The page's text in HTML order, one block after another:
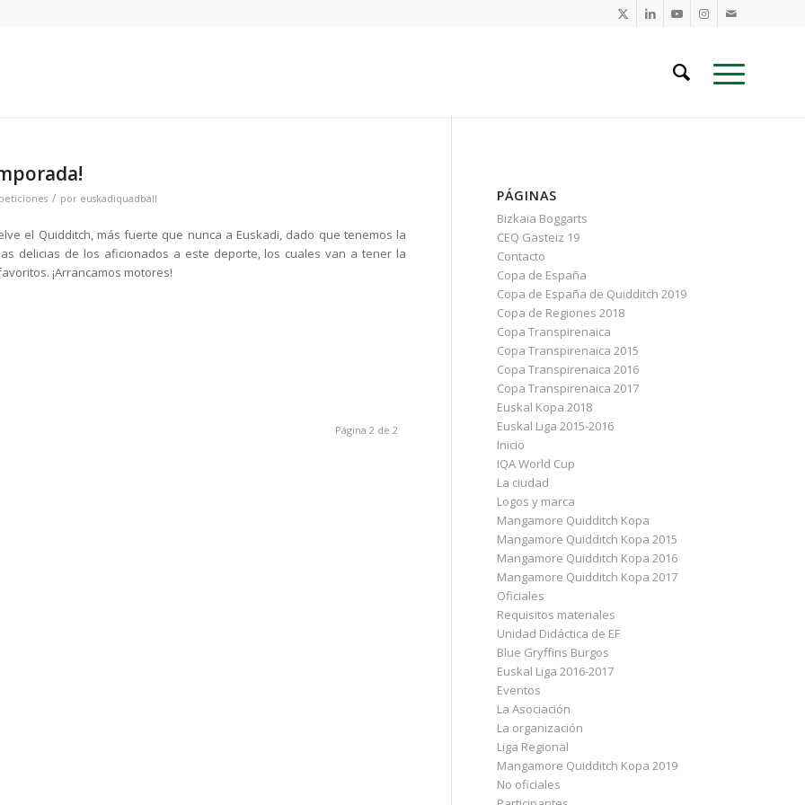
/ por euskadiquadball
el Quidditch, más fuerte que nunca a Euskadi, dado que tenemos la
delicias de los aficionados a este deporte, los cuales van a tener la
¡Arrancamos motores!
Página 2 de 2
PÁGINAS
Bizkaia Boggarts
CEQ Gasteiz 19
Contacto
Copa de España
Copa de España de Quidditch 2019
Copa de Regiones 2018
Copa Transpirenaica
Copa Transpirenaica 2015
Copa Transpirenaica 2016
Copa Transpirenaica 2017
Euskal Kopa 2018
Euskal Liga 2015-2016
Inicio
IQA World Cup
La ciudad
Logos y marca
Mangamore Quidditch Kopa
Mangamore Quidditch Kopa 2015
Mangamore Quidditch Kopa 2016
Mangamore Quidditch Kopa 2017
Oficiales
Requisitos materiales
Unidad Didáctica de EF
Blue Gryffins Burgos
Euskal Liga 2016-2017
Eventos
La Asociación
La organización
Liga Regional
Mangamore Quidditch Kopa 2019
No oficiales